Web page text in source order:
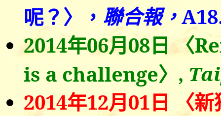
呢？〉， 聯合報，
2014年06月08日〈
is a challenge〉 ,
2014年12月01日 〈新